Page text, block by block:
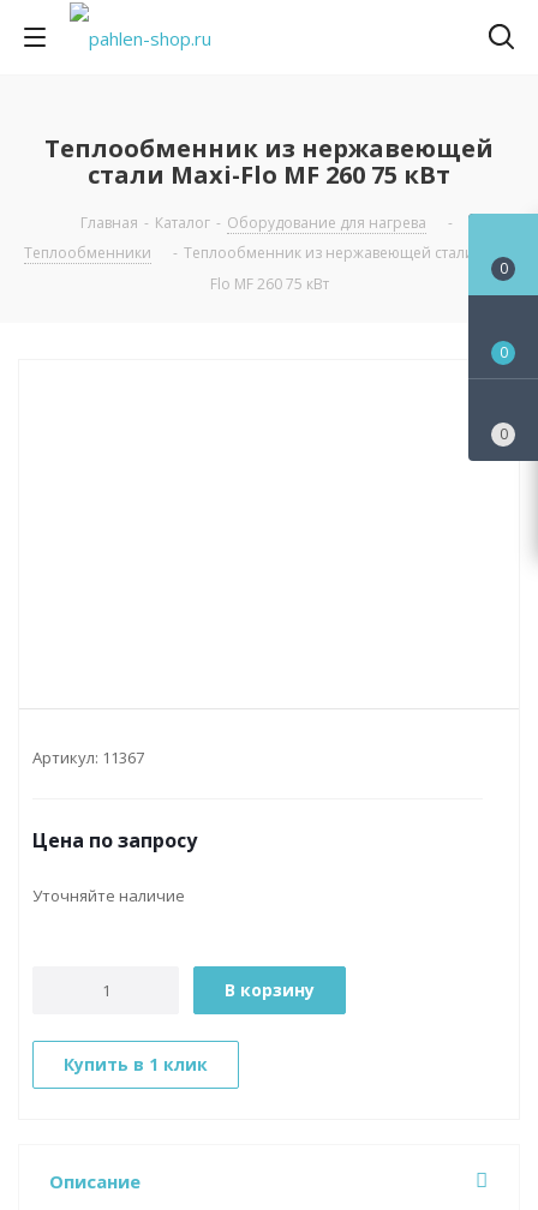
Теплообменник из нержавеющей
стали Maxi-Flo MF 260 75 кВт
Главная - Каталог - Оборудование для нагрева
-
Теплообменники
- Теплообменник из нержавеющей стали Maxi-
Flo MF 260 75 кВт
Артикул: 11367
Цена по запросу
Уточняйте наличие
В корзину
Купить в 1 клик
Описание
0
0
0